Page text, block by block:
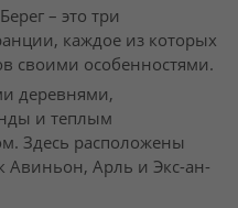
– это три
каждое из которых
своими особенностями.
деревнями,
и теплым
Здесь расположены
Авиньон, Арль и Экс-ан-